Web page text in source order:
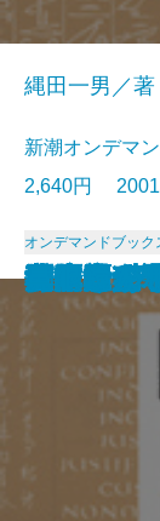
殿さまの
風流滑稽
風流滑稽
風流滑稽
平将門(上)
平将門(中)
平将門(下)
父子鷹(上)
父子鷹(下)
捕物帳の
縄田一男／著
新潮オンデマ
2,640円
オンデマンドブック
夜明けあ
ピエール
背徳者
秋津温泉
潤一郎犯
日本むか
日本むか
日本むか
還暦老人
鼻眼鏡